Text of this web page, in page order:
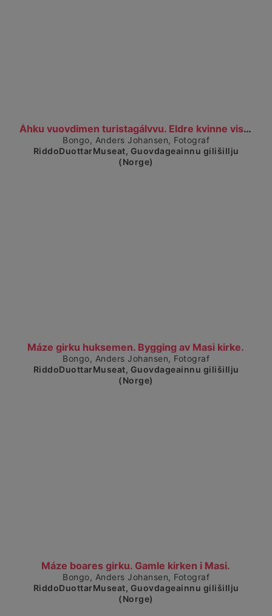
Áhku vuovdimen turistagálvvu. Eldre kvinne viser f...
Visa detaljerad vy
Bongo, Anders Johansen, Fotograf
RiddoDuottarMuseat, Guovdageainnu gilišillju
(Norge)
Máze girku huksemen. Bygging av Masi kirke.
Visa detaljerad vy
Bongo, Anders Johansen, Fotograf
RiddoDuottarMuseat, Guovdageainnu gilišillju
(Norge)
Máze boares girku. Gamle kirken i Masi.
Visa detaljerad vy
Bongo, Anders Johansen, Fotograf
RiddoDuottarMuseat, Guovdageainnu gilišillju
(Norge)